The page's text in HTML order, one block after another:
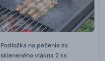
Podložka na pečenie zo
skleneného vlákna 2 ks